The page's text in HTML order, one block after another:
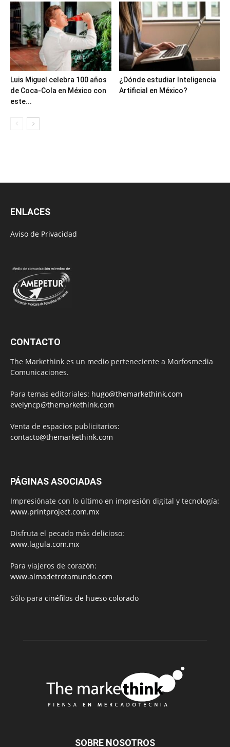
Luis Miguel celebra 100 años
de Coca-Cola en México con
este...
¿Dónde estudiar Inteligencia
Artificial en México?
ENLACES
Aviso de Privacidad
CONTACTO
The Markethink es un medio perteneciente a Morfosmedia
Comunicaciones.
Para temas editoriales: hugo@themarkethink.com
evelyncp@themarkethink.com
Venta de espacios publicitarios:
contacto@themarkethink.com
PÁGINAS ASOCIADAS
Impresiónate con lo último en impresión digital y tecnología:
www.printproject.com.mx
Disfruta el pecado más delicioso:
www.lagula.com.mx
Para viajeros de corazón:
www.almadetrotamundo.com
Sólo para cinéfilos de hueso colorado
SOBRE NOSOTROS